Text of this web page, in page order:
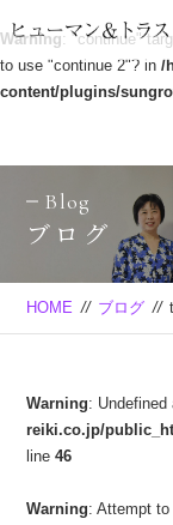
Warning: "continue"
to use "continue 2"? in /
content/plugins/
Blog
ブログ
HOME // ブログ //
Warning:
reiki.co.jp/
line46
Warning: Attempt